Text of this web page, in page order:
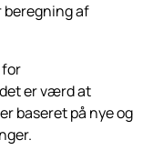
beregning af
for
er værd at
baseret på nye og